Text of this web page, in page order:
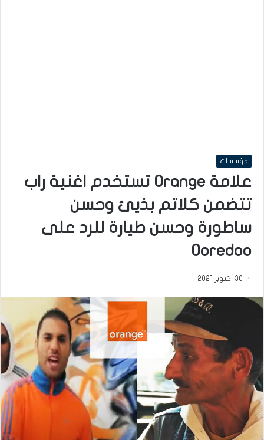
مؤسسات
علامة Orange تستخدم اغنية راب
تتضمن كلاتم بذيئ وحسن
ساطورة وحسن طيارة للرد على
Ooredoo
30 أكتوبر 2021